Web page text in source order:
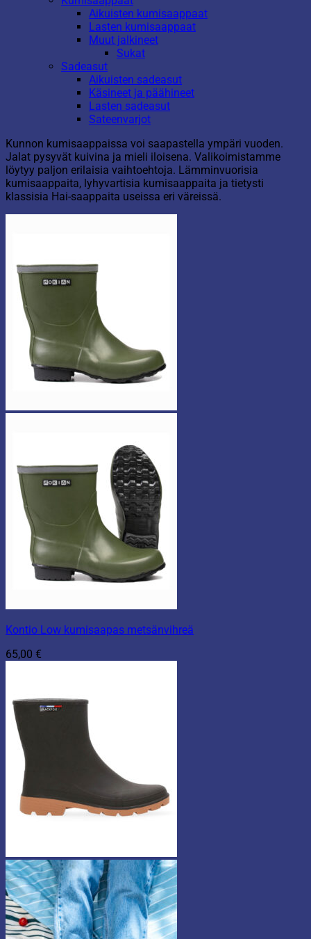
Aikuisten kumisaappaat
Lasten kumisaappaat
Muut jalkineet
Sukat
Sadeasut
Aikuisten sadeasut
Käsineet ja päähineet
Lasten sadeasut
Sateenvarjot
Kunnon kumisaappaissa voi saapastella ympäri vuoden.
Jalat pysyvät kuivina ja mieli iloisena. Valikoimistamme
löytyy paljon erilaisia vaihtoehtoja. Lämminvuorisia
kumisaappaita, lyhyvartisia kumisaappaita ja tietysti
klassisia Hai-saappaita useissa eri väreissä.
Kontio Low kumisaapas metsänvihreä
65,00 €